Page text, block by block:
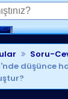
Soru-
düşünce